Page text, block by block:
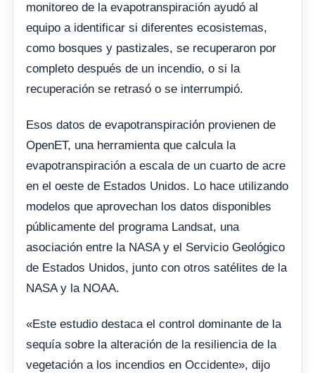
monitoreo de la evapotranspiración ayudó al
equipo a identificar si diferentes ecosistemas,
como bosques y pastizales, se recuperaron por
completo después de un incendio, o si la
recuperación se retrasó o se interrumpió.
Esos datos de evapotranspiración provienen de
OpenET, una herramienta que calcula la
evapotranspiración a escala de un cuarto de acre
en el oeste de Estados Unidos. Lo hace utilizando
modelos que aprovechan los datos disponibles
públicamente del programa Landsat, una
asociación entre la NASA y el Servicio Geológico
de Estados Unidos, junto con otros satélites de la
NASA y la NOAA.
«Este estudio destaca el control dominante de la
sequía sobre la alteración de la resiliencia de la
vegetación a los incendios en Occidente», dijo